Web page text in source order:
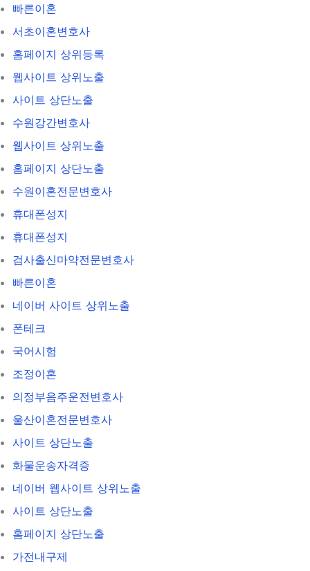
빠른이혼
서초이혼변호사
홈페이지 상위등록
웹사이트 상위노출
사이트 상단노출
수원강간변호사
웹사이트 상위노출
홈페이지 상단노출
수원이혼전문변호사
휴대폰성지
휴대폰성지
검사출신마약전문변호사
빠른이혼
네이버 사이트 상위노출
폰테크
국어시험
조정이혼
의정부음주운전변호사
울산이혼전문변호사
사이트 상단노출
화물운송자격증
네이버 웹사이트 상위노출
사이트 상단노출
홈페이지 상단노출
가전내구제